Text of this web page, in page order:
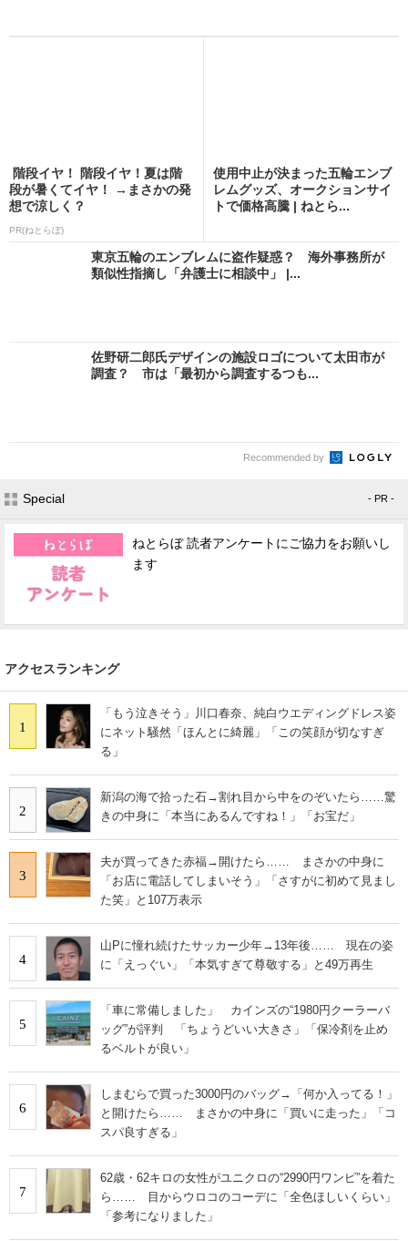
階段イヤ！ 階段イヤ！夏は階
段が暑くてイヤ！ →まさかの発
想で涼しく？
PR(ねとらぼ)
使用中止が決まった五輪エンブ
レムグッズ、オークションサイ
トで価格高騰 | ねとら...
東京五輪のエンブレムに盗作疑惑？ 海外事務所が
類似性指摘し「弁護士に相談中」 |...
佐野研二郎氏デザインの施設ロゴについて太田市が
調査？ 市は「最初から調査するつも...
Recommended by
Special - PR -
ねとらぼ 読者アンケートにご協力をお願いし
ます
アクセスランキング
1
「もう泣きそう」川口春奈、純白ウエディングドレス姿
にネット騒然「ほんとに綺麗」「この笑顔が切なすぎ
る」
2
新潟の海で拾った石→割れ目から中をのぞいたら……驚
きの中身に「本当にあるんですね！」「お宝だ」
3
夫が買ってきた赤福→開けたら…… まさかの中身に
「お店に電話してしまいそう」「さすがに初めて見まし
た笑」と107万表示
4
山Pに憧れ続けたサッカー少年→13年後…… 現在の姿
に「えっぐい」「本気すぎて尊敬する」と49万再生
5
「車に常備しました」 カインズの“1980円クーラーバ
ッグ”が評判 「ちょうどいい大きさ」「保冷剤を止め
るベルトが良い」
6
しまむらで買った3000円のバッグ→「何か入ってる！」
と開けたら…… まさかの中身に「買いに走った」「コ
スパ良すぎる」
7
62歳・62キロの女性がユニクロの“2990円ワンピ”を着た
ら…… 目からウロコのコーデに「全色ほしいくらい」
「参考になりました」